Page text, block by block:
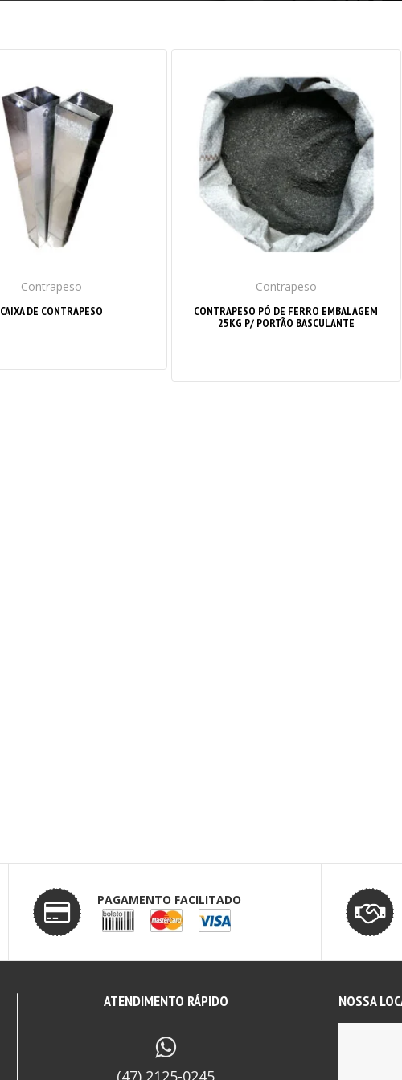
Contrapeso
CAIXA DE CONTRAPESO
Contrapeso
CONTRAPESO PÓ DE FERRO EMBALAGEM
25KG P/ PORTÃO BASCULANTE
PAGAMENTO FACILITADO
ATENDIMENTO RÁPIDO
(47) 2125-0245
NOSSA